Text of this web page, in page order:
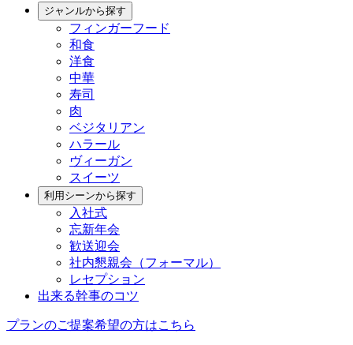
ジャンルから探す
フィンガーフード
和食
洋食
中華
寿司
肉
ベジタリアン
ハラール
ヴィーガン
スイーツ
利用シーンから探す
入社式
忘新年会
歓送迎会
社内懇親会（フォーマル）
レセプション
出来る幹事のコツ
プランのご提案希望の方はこちら